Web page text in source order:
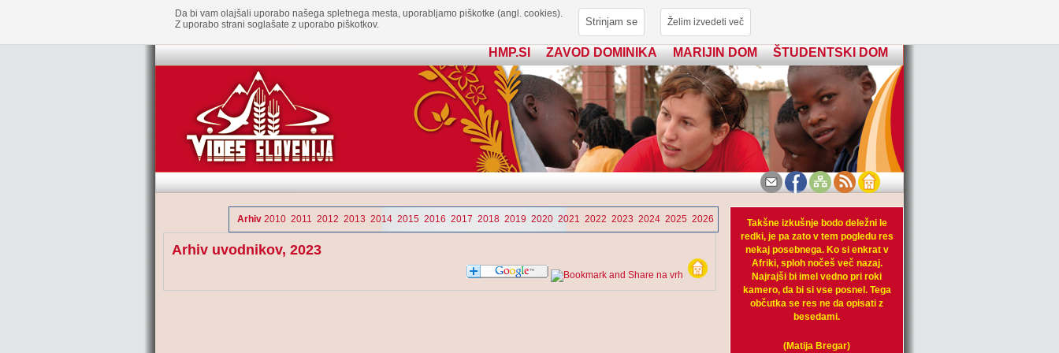
Da bi vam olajšali uporabo našega spletnega mesta, uporabljamo piškotke (angl. cookies).
Z uporabo strani soglašate z uporabo piškotkov.
Strinjam se Želim izvedeti več
HMP.SI ZAVOD DOMINIKA MARIJIN DOM ŠTUDENTSKI DOM
Arhiv 2010 2011 2012 2013 2014 2015 2016 2017 2018 2019 2020 2021 2022 2023 2024 2025 2026
Arhiv uvodnikov, 2023
na vrh
Takšne izkušnje bodo deležni le
redki, je pa zato v tem pogledu res
nekaj posebnega. Ko si enkrat v
Afriki, sploh nočeš več nazaj.
Najrajši bi imel vedno pri roki
kamero, da bi si vse posnel. Tega
občutka se res ne da opisati z
besedami.
(Matija Bregar)